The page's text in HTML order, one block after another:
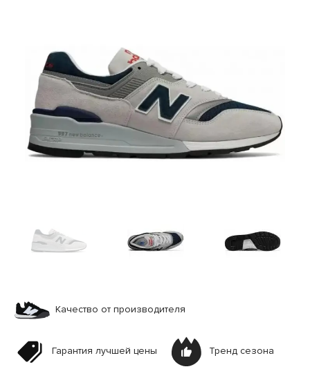
Качество от производителя
Гарантия лучшей цены Тренд сезона